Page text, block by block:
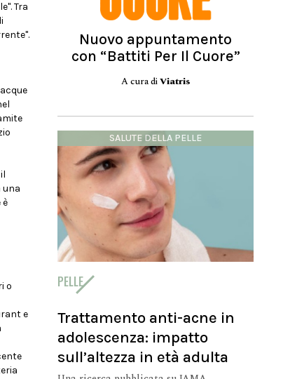
Tra
una
è
o
e
Nuovo appuntamento
con “Battiti Per Il Cuore”
A cura diViatris
SALUTE DELLA PELLE
PELLE
Trattamento anti-acne in
adolescenza: impatto
sull’altezza in età adulta